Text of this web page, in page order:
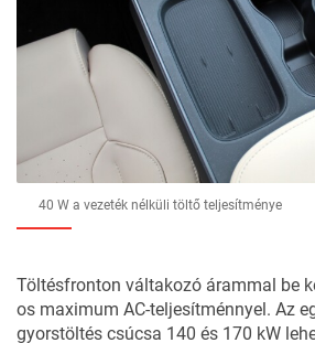
40 W a vezeték nélküli töltő teljesítménye
Töltésfronton váltakozó árammal be
os maximum AC-teljesítménnyel. Az
gyorstöltés csúcsa 140 és 170 kW